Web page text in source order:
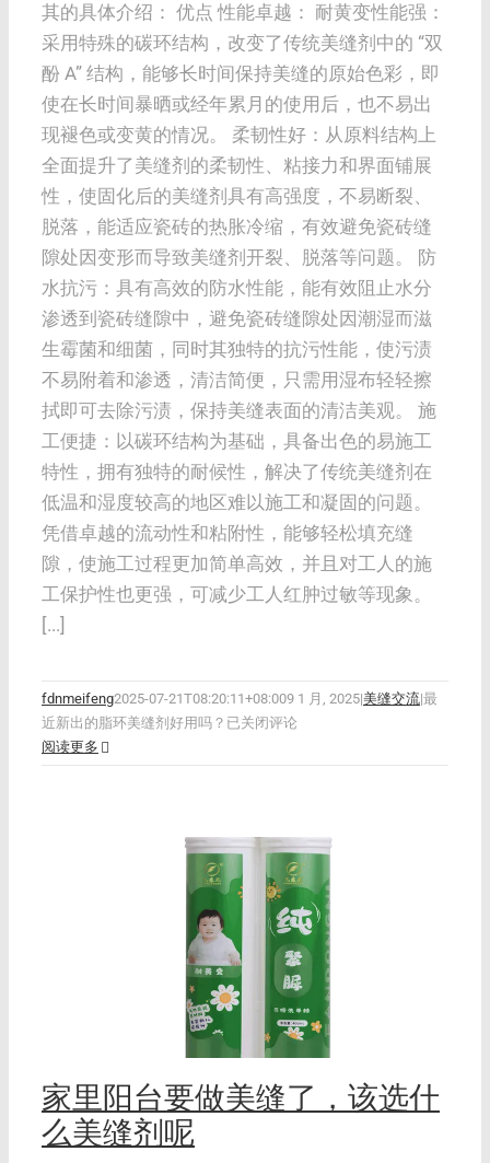
其的具体介绍： 优点 性能卓越： 耐黄变性能强：
采用特殊的碳环结构，改变了传统美缝剂中的 “双
酚 A” 结构，能够长时间保持美缝的原始色彩，即
使在长时间暴晒或经年累月的使用后，也不易出
现褪色或变黄的情况。 柔韧性好：从原料结构上
全面提升了美缝剂的柔韧性、粘接力和界面铺展
性，使固化后的美缝剂具有高强度，不易断裂、
脱落，能适应瓷砖的热胀冷缩，有效避免瓷砖缝
隙处因变形而导致美缝剂开裂、脱落等问题。 防
水抗污：具有高效的防水性能，能有效阻止水分
渗透到瓷砖缝隙中，避免瓷砖缝隙处因潮湿而滋
生霉菌和细菌，同时其独特的抗污性能，使污渍
不易附着和渗透，清洁简便，只需用湿布轻轻擦
拭即可去除污渍，保持美缝表面的清洁美观。 施
工便捷：以碳环结构为基础，具备出色的易施工
特性，拥有独特的耐候性，解决了传统美缝剂在
低温和湿度较高的地区难以施工和凝固的问题。
凭借卓越的流动性和粘附性，能够轻松填充缝
隙，使施工过程更加简单高效，并且对工人的施
工保护性也更强，可减少工人红肿过敏等现象。
[...]
fdnmeifeng2025-07-21T08:20:11+08:009 1 月, 2025|美缝交流|最
近新出的脂环美缝剂好用吗？ 已关闭评论
阅读更多
家里阳台要做美缝了，该选什
么美缝剂呢